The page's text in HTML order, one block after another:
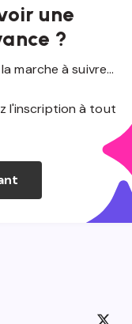
une
?
marche à suivre...
l'inscription à tout